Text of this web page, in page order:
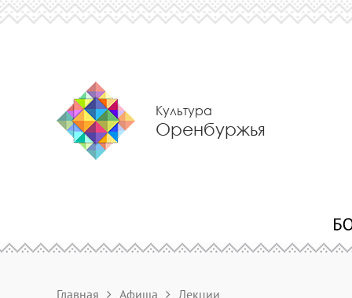
Культура
Оренбуржья
Главная Афиша Лекции